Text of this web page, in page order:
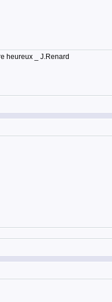
heureux _ J.Renard